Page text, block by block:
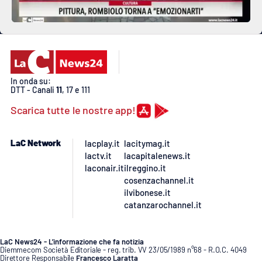
In onda su:
DTT - Canali 11, 17 e 111
Scarica tutte le nostre app!
LaC Network
lacplay.it
lactv.it
laconair.it
lacitymag.it
lacapitalenews.it
ilreggino.it
cosenzachannel.it
ilvibonese.it
catanzarochannel.it
LaC News24 - L’informazione che fa notizia
Diemmecom Società Editoriale - reg. trib. VV 23/05/1989 n°68 - R.O.C. 4049
Direttore Responsabile Francesco Laratta